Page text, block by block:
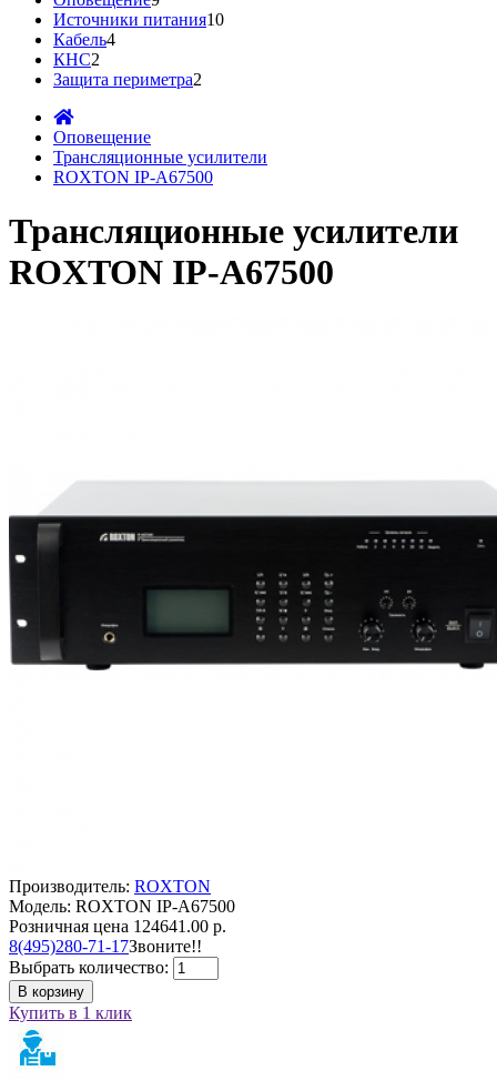
Источники питания10
Кабель4
КНС2
Защита периметра2
Оповещение
Трансляционные усилители
ROXTON IP-A67500
Трансляционные усилители
ROXTON IP-A67500
Производитель: ROXTON
Модель: ROXTON IP-A67500
Розничная цена 124641.00 р.
8(495)280-71-17Звоните!!
Выбрать количество:
В корзину
Купить в 1 клик